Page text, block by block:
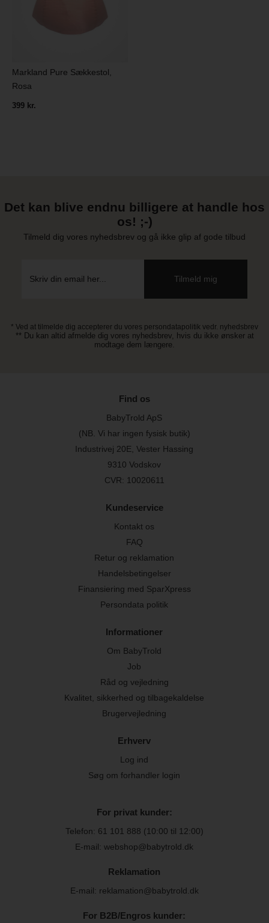
Markland Pure Sækkestol,
Rosa
399 kr.
Det kan blive endnu billigere at handle hos
os! ;-)
Tilmeld dig vores nyhedsbrev og gå ikke glip af gode tilbud
* Ved at tilmelde dig accepterer du vores persondatapolitik vedr. nyhedsbrev
** Du kan altid afmelde dig vores nyhedsbrev, hvis du ikke ønsker at
modtage dem længere.
Find os
BabyTrold ApS
(NB. Vi har ingen fysisk butik)
Industrivej 20E, Vester Hassing
9310 Vodskov
CVR: 10020611
Kundeservice
Kontakt os
FAQ
Retur og reklamation
Handelsbetingelser
Finansiering med SparXpress
Persondata politik
Informationer
Om BabyTrold
Job
Råd og vejledning
Kvalitet, sikkerhed og tilbagekaldelse
Brugervejledning
Erhverv
Log ind
Søg om forhandler login
For privat kunder:
Telefon: 61 101 888 (10:00 til 12:00)
E-mail: webshop@babytrold.dk
Reklamation
E-mail: reklamation@babytrold.dk
For B2B/Engros kunder: